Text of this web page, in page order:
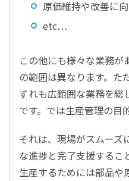
原価維持や改善に
etc…
この他にも様々な業務が
の範囲は異なります。た
ずれも広範囲な業務を総
です。では生産管理の目
それは、現場がスムーズ
な進捗と完了支援するこ
生産するためには部品や